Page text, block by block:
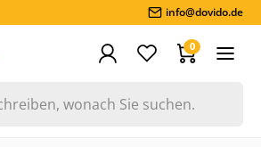
info@dovido.de
0